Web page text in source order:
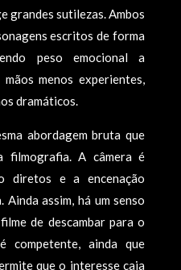
grandes sutilezas. Ambos
escritos de forma
peso emocional a
menos experientes,
dramáticos.
abordagem bruta que
filmografia. A câmera é
diretos e a encenação
Ainda assim, há um senso
de descambar para o
competente, ainda que
que o interesse caia